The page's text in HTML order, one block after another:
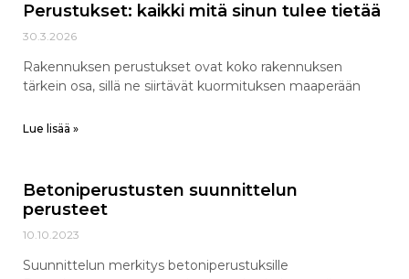
Perustukset: kaikki mitä sinun tulee tietää
30.3.2026
Rakennuksen perustukset ovat koko rakennuksen
tärkein osa, sillä ne siirtävät kuormituksen maaperään
Lue lisää »
Betoniperustusten suunnittelun
perusteet
10.10.2023
Suunnittelun merkitys betoniperustuksille